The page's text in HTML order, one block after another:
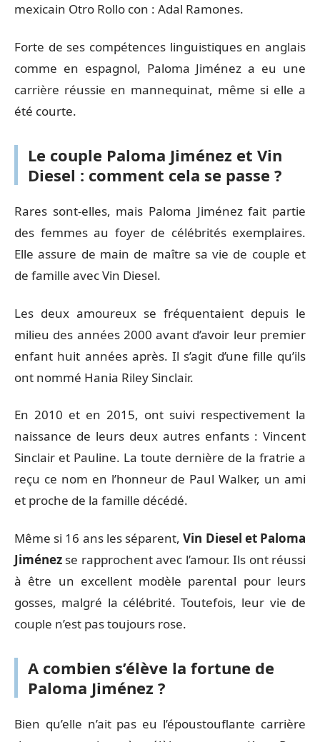
mexicain Otro Rollo con : Adal Ramones.
Forte de ses compétences linguistiques en anglais
comme en espagnol, Paloma Jiménez a eu une
carrière réussie en mannequinat, même si elle a
été courte.
Le couple Paloma Jiménez et Vin
Diesel : comment cela se passe ?
Rares sont-elles, mais Paloma Jiménez fait partie
des femmes au foyer de célébrités exemplaires.
Elle assure de main de maître sa vie de couple et
de famille avec Vin Diesel.
Les deux amoureux se fréquentaient depuis le
milieu des années 2000 avant d’avoir leur premier
enfant huit années après. Il s’agit d’une fille qu’ils
ont nommé Hania Riley Sinclair.
En 2010 et en 2015, ont suivi respectivement la
naissance de leurs deux autres enfants : Vincent
Sinclair et Pauline. La toute dernière de la fratrie a
reçu ce nom en l’honneur de Paul Walker, un ami
et proche de la famille décédé.
Même si 16 ans les séparent,Vin Diesel et Paloma
Jiménez se rapprochent avec l’amour. Ils ont réussi
à être un excellent modèle parental pour leurs
gosses, malgré la célébrité. Toutefois, leur vie de
couple n’est pas toujours rose.
A combien s’élève la fortune de
Paloma Jiménez ?
Bien qu’elle n’ait pas eu l’époustouflante carrière